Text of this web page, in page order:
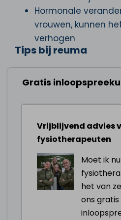
Hormonale
vrouwen, kunnen
verhogen
Tips bij reuma
Stoppen met roken
Eet een
Ga meer naar
te vangen via de
je huisarts om
nemen
Behoud een
druk om op te
verminderen
Gratis
Vrijblijvend advies
fysiotherapeuten
Moet ik
het van
ons gratis